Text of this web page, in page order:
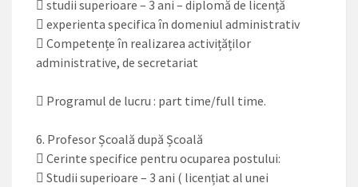
 studii superioare – 3 ani – diplomă de licență
 experienta specifica în domeniul administrativ
 Competențe în realizarea activițăților
administrative, de secretariat
 Programul de lucru : part time/full time.
6. Profesor Școală după Școală
 Cerinte specifice pentru ocuparea postului:
 Studii superioare – 3 ani ( licențiat al unei